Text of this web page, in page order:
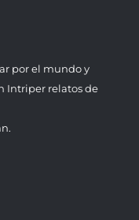
por el mundo y
Intriper relatos de